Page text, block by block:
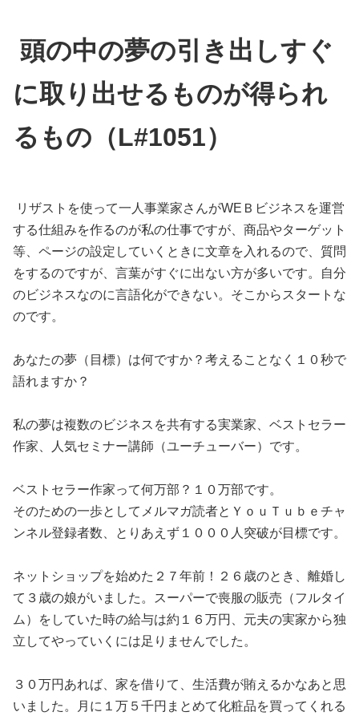
頭の中の夢の引き出しすぐ
に取り出せるものが得られ
るもの（L#1051）
リザストを使って一人事業家さんがWEＢビジネスを運営
する仕組みを作るのが私の仕事ですが、商品やターゲット
等、ページの設定していくときに文章を入れるので、質問
をするのですが、言葉がすぐに出ない方が多いです。自分
のビジネスなのに言語化ができない。そこからスタートな
のです。
あなたの夢（目標）は何ですか？考えることなく１０秒で
語れますか？
私の夢は複数のビジネスを共有する実業家、ベストセラー
作家、人気セミナー講師（ユーチューバー）です。
ベストセラー作家って何万部？１０万部です。
そのための一歩としてメルマガ読者とＹｏｕＴｕｂｅチャ
ンネル登録者数、とりあえず１０００人突破が目標です。
ネットショップを始めた２７年前！２６歳のとき、離婚し
て３歳の娘がいました。スーパーで喪服の販売（フルタイ
ム）をしていた時の給与は約１６万円、元夫の実家から独
立してやっていくには足りませんでした。
３０万円あれば、家を借りて、生活費が賄えるかなあと思
いました。月に１万５千円まとめて化粧品を買ってくれる